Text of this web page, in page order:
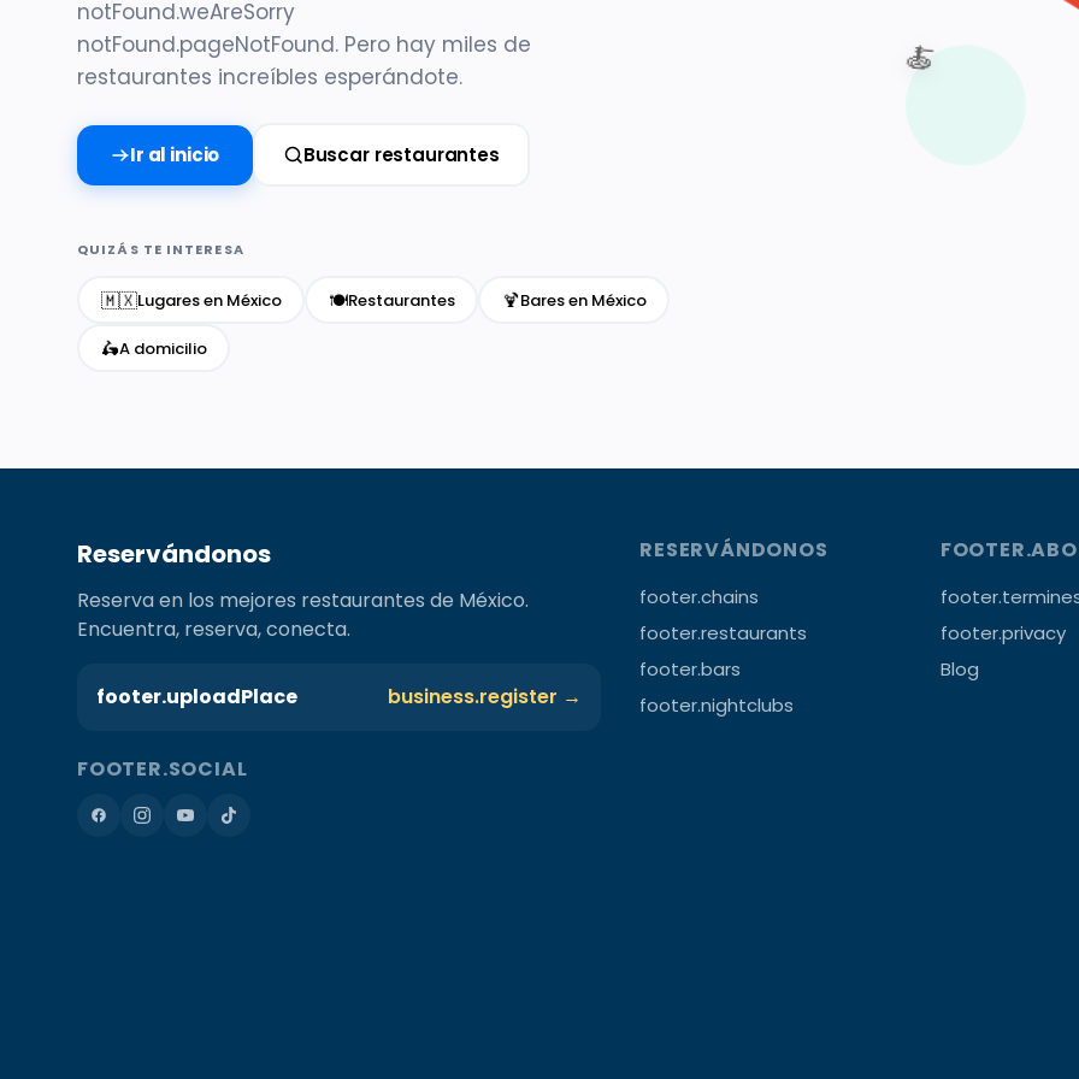
notFound.weAreSorry
notFound.pageNotFound. Pero hay miles de
restaurantes increíbles esperándote.
Ir al inicio Buscar restaurantes
QUIZÁS TE INTERESA
🇲🇽Lugares en México 🍽️Restaurantes 🍹Bares en México
🛵A domicilio
🍝
Reservándonos
Reserva en los mejores restaurantes de México.
Encuentra, reserva, conecta.
footer.uploadPlace business.register →
FOOTER.SOCIAL
RESERVÁNDONOS
footer.chains
footer.restaurants
footer.bars
footer.nightclubs
footer.privacy
Blog